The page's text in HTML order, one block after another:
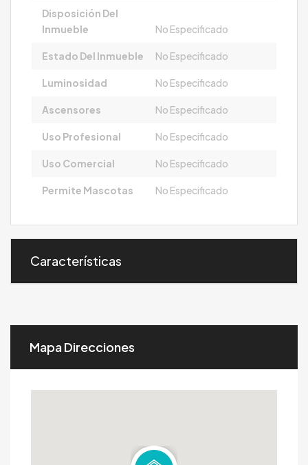
Disposición Del
Inmueble
No Especificado
Estado Del Inmueble No Especificado
Luminosidad No Especificado
Ascensores No Especificado
Uso Profesional No Especificado
Uso Comercial No Especificado
Permite Mascotas No Especificado
Características
Mapa Direcciones